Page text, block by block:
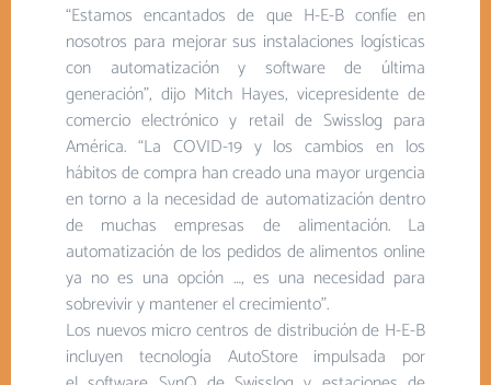
“Estamos encantados de que H-E-B confíe en
nosotros para mejorar sus instalaciones logísticas
con automatización y software de última
generación”, dijo Mitch Hayes, vicepresidente de
comercio electrónico y retail de Swisslog para
América. “La COVID-19 y los cambios en los
hábitos de compra han creado una mayor urgencia
en torno a la necesidad de automatización dentro
de muchas empresas de alimentación. La
automatización de los pedidos de alimentos online
ya no es una opción …, es una necesidad para
sobrevivir y mantener el crecimiento”.
Los nuevos micro centros de distribución de H-E-B
incluyen tecnología AutoStore impulsada por